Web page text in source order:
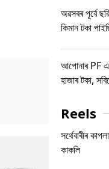
অৱসৰৰ পূৰ্বে
কিমান টকা
আপোনাৰ PF
হাজাৰ টকা,
Reels
সৰ্থেবাৰীৰ
কাকলি